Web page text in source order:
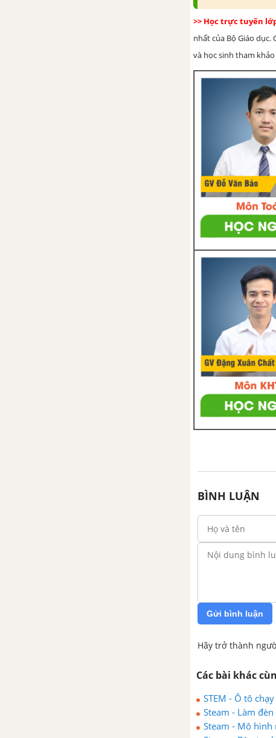
>> Học trực tuyến
nhất của Bộ Giáo
và học sinh tham
BÌNH LUẬN
Gửi bình luận
Hãy trở thành
Các bài khác
STEM - Ô tô
Steam - Làm
Steam - Mô hình